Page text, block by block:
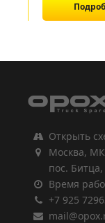
Открыть
Москва,
пос.
Время
+7 925